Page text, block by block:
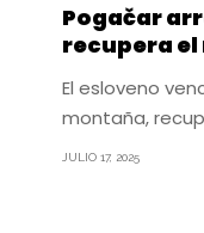
Pogačar
recupera
El esloveno
montaña,
JULIO 17, 2025